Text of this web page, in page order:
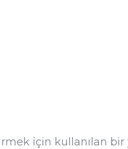
için kullanılan